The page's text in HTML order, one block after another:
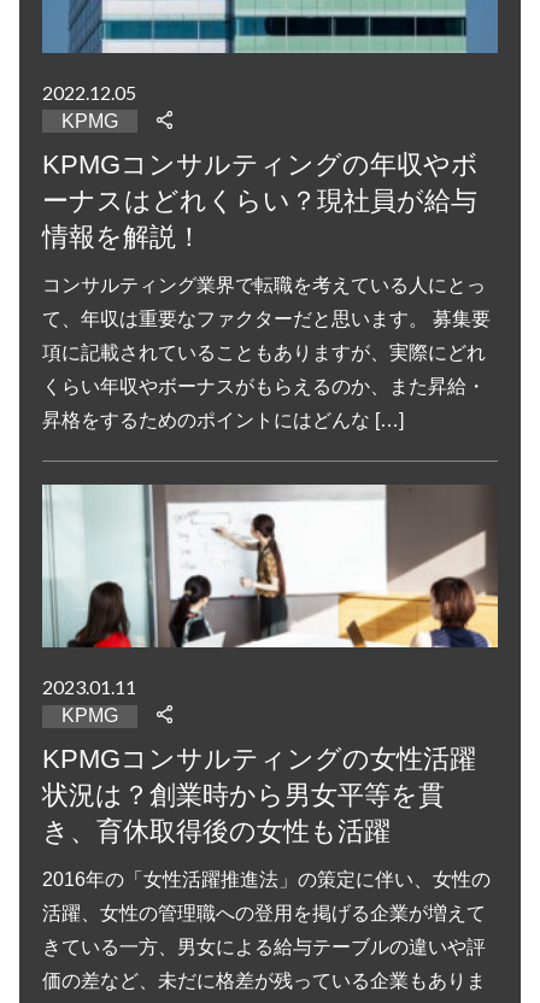
2022.12.05
KPMG
KPMGコンサルティングの年収やボ
ーナスはどれくらい？現社員が給与
情報を解説！
コンサルティング業界で転職を考えている人にとっ
て、年収は重要なファクターだと思います。 募集要
項に記載されていることもありますが、実際にどれ
くらい年収やボーナスがもらえるのか、また昇給・
昇格をするためのポイントにはどんな […]
2023.01.11
KPMG
KPMGコンサルティングの女性活躍
状況は？創業時から男女平等を貫
き、育休取得後の女性も活躍
2016年の「女性活躍推進法」の策定に伴い、女性の
活躍、女性の管理職への登用を掲げる企業が増えて
きている一方、男女による給与テーブルの違いや評
価の差など、未だに格差が残っている企業もありま